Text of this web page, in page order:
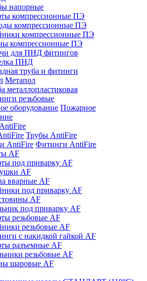
напорные
компрессионные ПЭ
компрессионные ПЭ
компрессионные ПЭ
компрессионные ПЭ
для ПНД фитингов
ПНД
труба и фитинги
Метапол
металлопластиковая
резьбовые
Пожарное
Трубы AntiFire
Фитинги AntiFire
AF
под приварку AF
AF
вварные AF
под приварку AF
AF
под приварку AF
резьбовые AF
резьбовые AF
с накидкой гайкой AF
разъемные AF
резьбовые AF
шаровые AF